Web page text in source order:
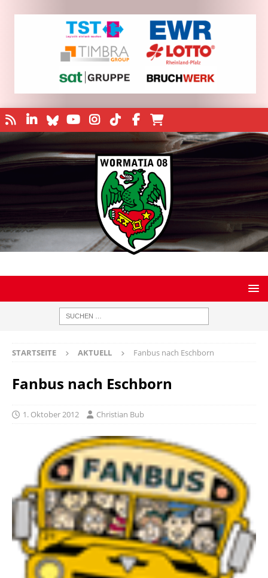
STARTSEITE AKTUELL Fanbus nach Eschborn
Fanbus nach Eschborn
1. Oktober 2012 Christian Bub